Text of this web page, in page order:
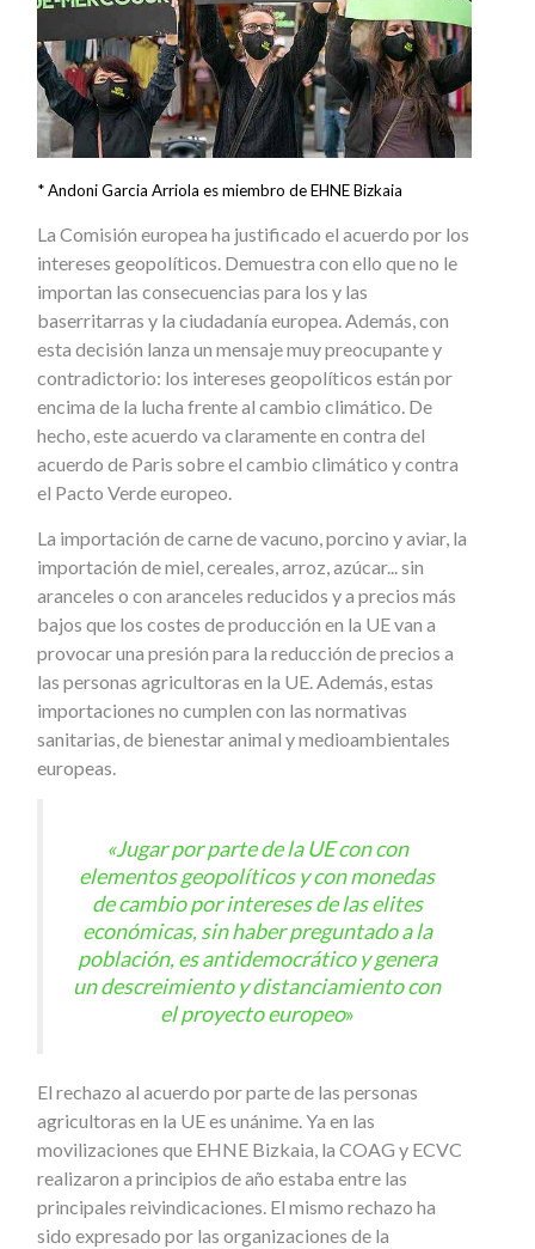
* Andoni Garcia Arriola es miembro de EHNE Bizkaia
La Comisión europea ha justificado el acuerdo por los
intereses geopolíticos. Demuestra con ello que no le
importan las consecuencias para los y las
baserritarras y la ciudadanía europea. Además, con
esta decisión lanza un mensaje muy preocupante y
contradictorio: los intereses geopolíticos están por
encima de la lucha frente al cambio climático. De
hecho, este acuerdo va claramente en contra del
acuerdo de Paris sobre el cambio climático y contra
el Pacto Verde europeo.
La importación de carne de vacuno, porcino y aviar, la
importación de miel, cereales, arroz, azúcar... sin
aranceles o con aranceles reducidos y a precios más
bajos que los costes de producción en la UE van a
provocar una presión para la reducción de precios a
las personas agricultoras en la UE. Además, estas
importaciones no cumplen con las normativas
sanitarias, de bienestar animal y medioambientales
europeas.
«Jugar por parte de la UE con con
elementos geopolíticos y con monedas
de cambio por intereses de las elites
económicas, sin haber preguntado a la
población, es antidemocrático y genera
un descreimiento y distanciamiento con
el proyecto europeo»
El rechazo al acuerdo por parte de las personas
agricultoras en la UE es unánime. Ya en las
movilizaciones que EHNE Bizkaia, la COAG y ECVC
realizaron a principios de año estaba entre las
principales reivindicaciones. El mismo rechazo ha
sido expresado por las organizaciones de la